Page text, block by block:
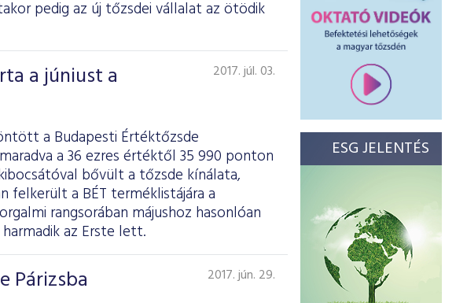
pedig az új tőzsdei vállalat az ötödik
a júniust a
2017. júl. 03.
a Budapesti Értéktőzsde
a 36 ezres értéktől 35 990 ponton
bővült a tőzsde kínálata,
felkerült a BÉT terméklistájára a
rangsorában májushoz hasonlóan
az Erste lett.
Párizsba 2017. jún. 29.
ESG JELENTÉS